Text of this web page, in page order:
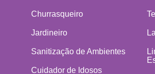
Churrasqueiro
Jardineiro
Sanitização de Ambientes
Cuidador de Idosos